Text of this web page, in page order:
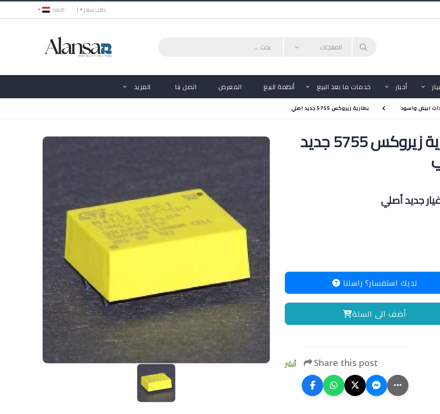
اللغه طلب سعر
أحبار خدمات ما بعد البيع أنظمة البيع المعرض اتصل بنا المزيد
ابيض واسود بطارية زيروكس 5755 جديد اصلي
بطارية زيروكس 5755 جديد
جديد أصلي
لديك استفسار؟ راسلنا
أضف الى السلة
أنشر Share this post